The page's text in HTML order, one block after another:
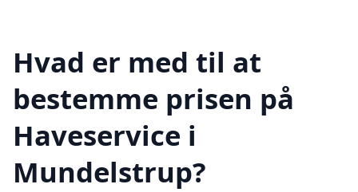
Hvad er med til at
bestemme prisen på
Haveservice i
Mundelstrup?